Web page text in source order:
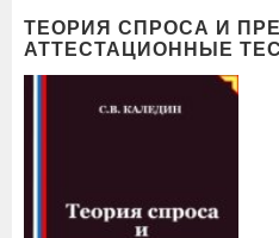
ТЕОРИЯ СПРОСА И
АТТЕСТАЦИОННЫЕ